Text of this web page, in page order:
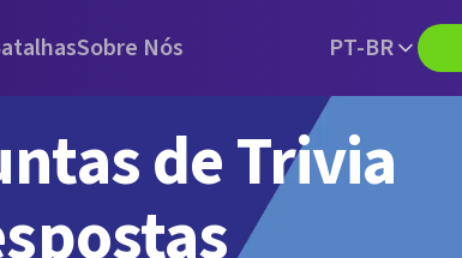
Sobre Nós PT-BR
de Trivia